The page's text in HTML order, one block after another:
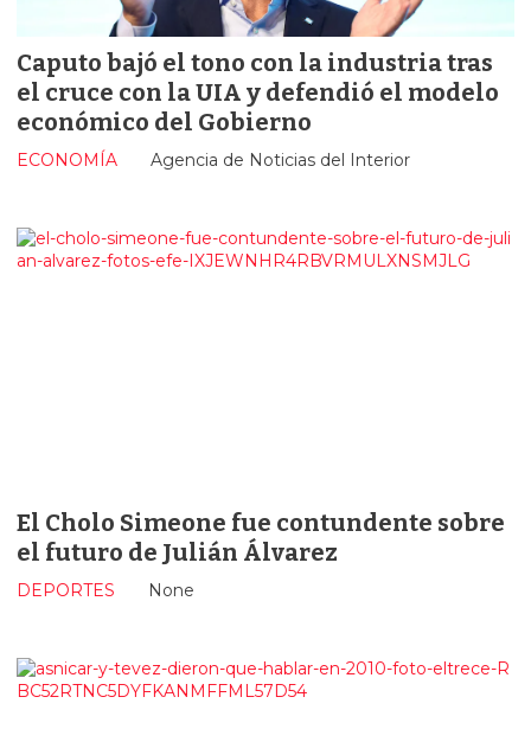
Caputo bajó el tono con la industria tras
el cruce con la UIA y defendió el modelo
económico del Gobierno
Agencia de Noticias del Interior
ECONOMÍA
El Cholo Simeone fue contundente sobre
el futuro de Julián Álvarez
None
DEPORTES